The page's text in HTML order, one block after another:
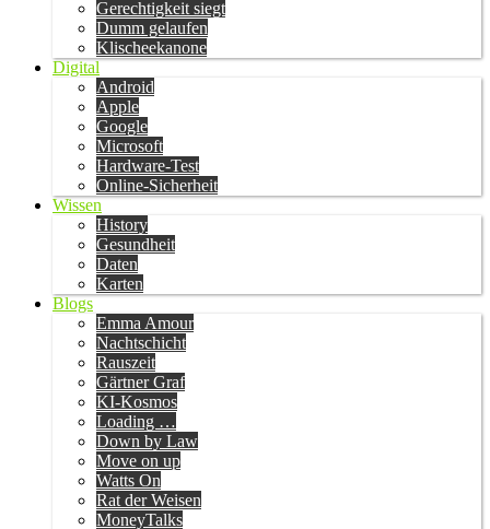
Gerechtigkeit siegt
Dumm gelaufen
Klischeekanone
Digital
Android
Apple
Google
Microsoft
Hardware-Test
Online-Sicherheit
Wissen
History
Gesundheit
Daten
Karten
Blogs
Emma Amour
Nachtschicht
Rauszeit
Gärtner Graf
KI-Kosmos
Loading …
Down by Law
Move on up
Watts On
Rat der Weisen
MoneyTalks